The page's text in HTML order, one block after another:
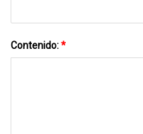
Contenido:*